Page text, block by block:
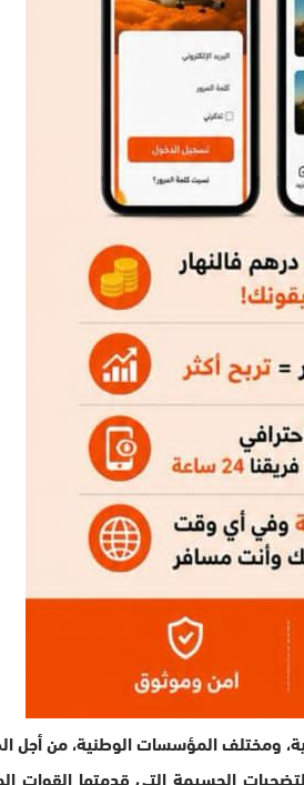
ومختلف المؤسسات الوطنية، من أجل
الجسيمة التي قدمتها القوات